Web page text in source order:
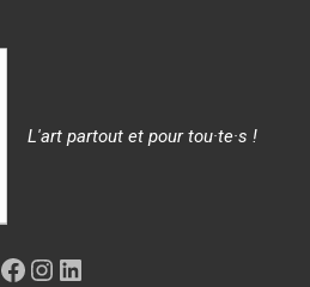
L'art partout et pour tou·te·s !
Facebook
Instagram
LinkedIn